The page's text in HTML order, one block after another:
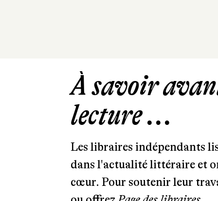
À savoir
lecture ...
Les libraires indépendants
dans l'actualité littéraire et
cœur. Pour soutenir leur